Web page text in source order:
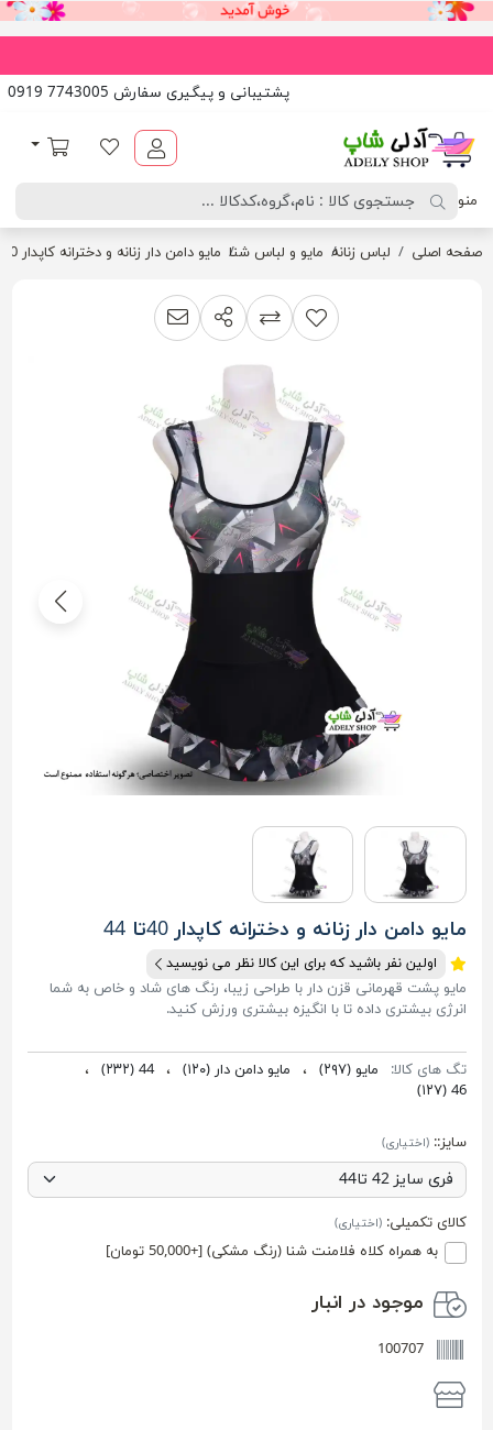
پشتیبانی و پیگیری سفارش 7743005 0919
لیست مورد علاقه
سبد خرید
منو
صفحه اصلی لباس زنانه مایو و لباس شنا مایو دامن دار زنانه و دخترانه کاپدار 40تا 44
افزودن به لیست مقایسه
اشتراک گذاریپیشنهاد به دوست
مایو دامن دار زنانه و دخترانه کاپدار 40تا 44
اولین نفر باشید که برای این کالا نظر می نویسید
مایو پشت قهرمانی قزن دار با طراحی زیبا، رنگ های شاد و خاص به شما
انرژی بیشتری داده تا با انگیزه بیشتری ورزش کنید.
تگ های کالا: مایو(۲۹۷) ، مایو دامن دار(۱۲۰) ، 44 (۲۳۲)
،
46 (۱۲۷)
سایز:: (اختیاری)
کالای تکمیلی: (اختیاری)
به همراه کلاه فلامنت شنا (رنگ مشکی) [+50,000 تومان]
موجود در انبار
100707